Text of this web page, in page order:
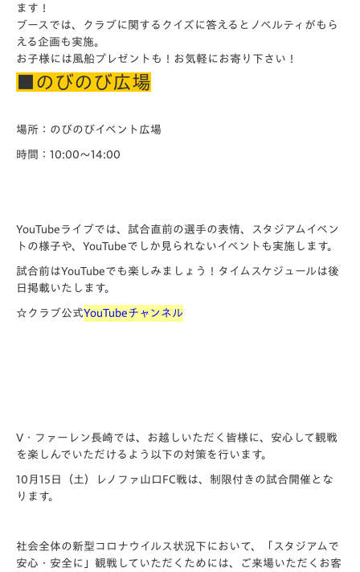
ます！
ブースでは、
クラブに関するクイズに答えるとノベルティがもら
える企画も実施。
お子様には風船プレゼントも！お気軽にお寄り下さい！
■のびのび広場
場所：のびのびイベント広場
時間：10:00～14:00
YouTube ライブでは、試合直前の選手の表情、スタジアムイベン
トの様子や、 YouTubeでしか見られないイベントも実施します。
試合前はYouTubeでも楽しみましょう！タイムスケジュールは後
日掲載いたします。
☆クラブ公式YouTubeチャンネル
V・ファーレン長崎では、お越しいただく皆様に、安心して観戦
を楽しんでいただけるよう以下の対策を行います。
10月15日（土）レノファ山口FC戦は、制限付きの試合開催とな
ります。
社会全体の新型コロナウイルス状況下において、「スタジアムで
安心・安全に」観戦していただくためには、ご来場いただくお客